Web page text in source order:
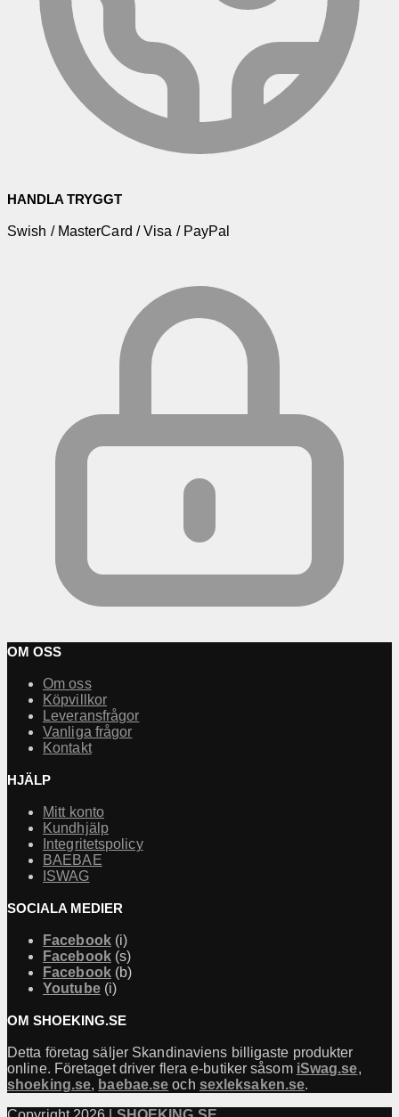
HANDLA TRYGGT
Swish / MasterCard / Visa / PayPal
OM OSS
Om oss
Köpvillkor
Leveransfrågor
Vanliga frågor
Kontakt
HJÄLP
Mitt konto
Kundhjälp
Integritetspolicy
BAEBAE
ISWAG
SOCIALA MEDIER
Facebook(i)
Facebook(s)
Facebook(b)
Youtube(i)
OM SHOEKING.SE
Detta företag säljer Skandinaviens billigaste produkter
online. Företaget driver flera e-butiker såsom iSwag.se,
shoeking.se, baebae.se och sexleksaken.se.